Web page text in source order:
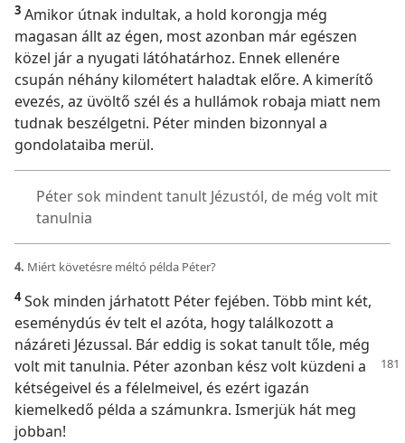
3 Amikor útnak indultak, a hold korongja még
magasan állt az égen, most azonban már egészen
közel jár a nyugati látóhatárhoz. Ennek ellenére
csupán néhány kilométert haladtak előre. A kimerítő
evezés, az üvöltő szél és a hullámok robaja miatt nem
tudnak beszélgetni. Péter minden bizonnyal a
gondolataiba merül.
Péter sok mindent tanult Jézustól, de még volt mit
tanulnia
4. Miért követésre méltó példa Péter?
4Sok minden járhatott Péter fejében. Több mint két,
eseménydús év telt el azóta, hogy találkozott a
názáreti Jézussal. Bár eddig is sokat tanult tőle, még
volt mit tanulnia. Péter azonban kész volt küzdeni a
kétségeivel és a félelmeivel, és ezért igazán
kiemelkedő példa a számunkra. Ismerjük hát meg
jobban!